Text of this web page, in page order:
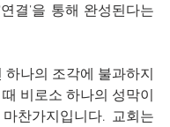
결’을 통해 완성된다는
비로소 하나의 성막이
찬가지입니다. 교회는